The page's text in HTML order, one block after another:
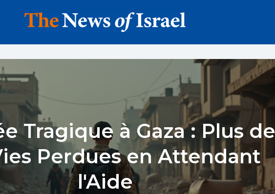
Tragique à Gaza : Plus de
Perdues en Attendant
l'Aide